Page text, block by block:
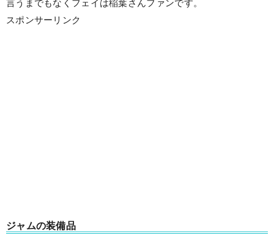
言うまでもなくフェイは稲葉さんファンです。
スポンサーリンク
ジャムの装備品